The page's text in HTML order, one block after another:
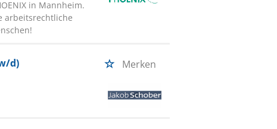
in Mannheim.
arbeitsrechtliche
d) Merken